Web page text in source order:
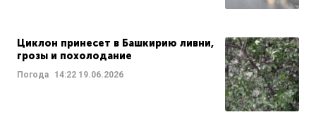
Циклон принесет в Башкирию ливни,
грозы и похолодание
Погода 14:22 19.06.2026